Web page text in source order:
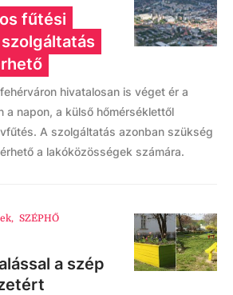
fűtési
hivatalosan is véget ér a
a napon, a külső hőmérséklettől
A szolgáltatás azonban szükség
a lakóközösségek számára.
, SZÉPHŐ
a szép